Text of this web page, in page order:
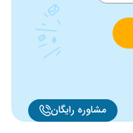
مشاوره رایگان